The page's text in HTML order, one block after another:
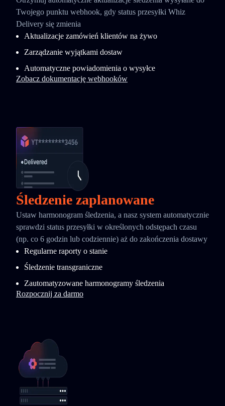
Twojego punktu webhook, gdy status przesyłki Whiz
Delivery się zmienia
Aktualizacje zamówień klientów na żywo
Zarządzanie wyjątkami dostaw
Automatyczne powiadomienia o wysyłce
Zobacz dokumentację webhooków
Śledzenie zaplanowane
Ustaw harmonogram śledzenia, a nasz system automatycznie
sprawdzi status przesyłki w określonych odstępach czasu
(np. co 6 godzin lub codziennie) aż do zakończenia dostawy
Regularne raporty o stanie
Śledzenie transgraniczne
Zautomatyzowane harmonogramy śledzenia
Rozpocznij za darmo